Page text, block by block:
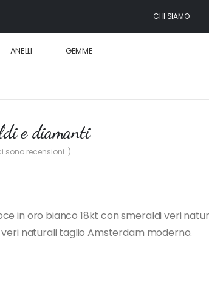
CHI SIAMO
ANELLI GEMME
e diamanti
sono recensioni. )
in oro bianco 18kt con smeraldi veri
naturali taglio Amsterdam moderno.